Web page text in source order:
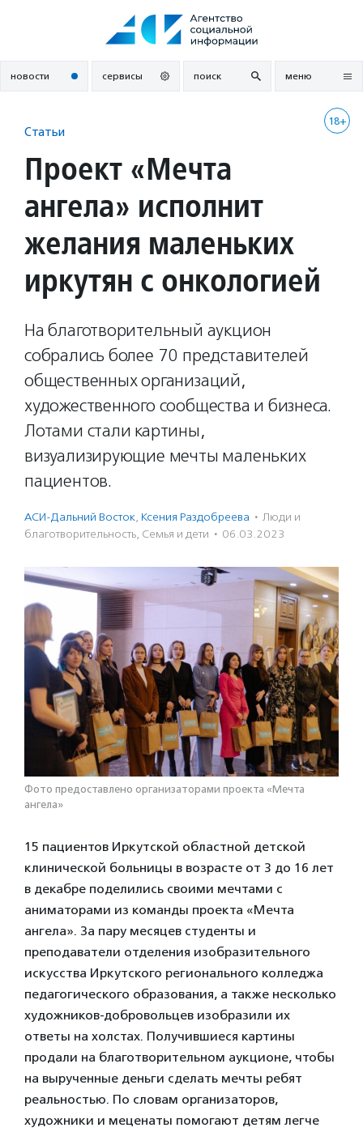
новости сервисы поиск меню
18+
Статьи
Проект «Мечта
ангела» исполнит
желания маленьких
иркутян с онкологией
На благотворительный аукцион
собрались более 70 представителей
общественных организаций,
художественного сообщества и бизнеса.
Лотами стали картины,
визуализирующие мечты маленьких
пациентов.
АСИ-Дальний Восток, Ксения Раздобреева · Люди и
благотвори­тель­ность, Семья и дети · 06.03.2023
Фото предоставлено организаторами проекта «Мечта
ангела»
15 пациентов Иркутской областной детской
клинической больницы в возрасте от 3 до 16 лет
в декабре поделились своими мечтами с
аниматорами из команды проекта «Мечта
ангела». За пару месяцев студенты и
преподаватели отделения изобразительного
искусства Иркутского регионального колледжа
педагогического образования, а также несколько
художников-добровольцев изобразили их
ответы на холстах. Получившиеся картины
продали на благотворительном аукционе, чтобы
на вырученные деньги сделать мечты ребят
реальностью. По словам организаторов,
художники и меценаты помогают детям легче